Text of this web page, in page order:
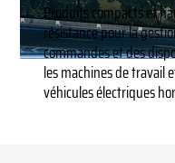
Produits compacts et
résistance pour la
commandes et des
les machines de travail
véhicules électriques